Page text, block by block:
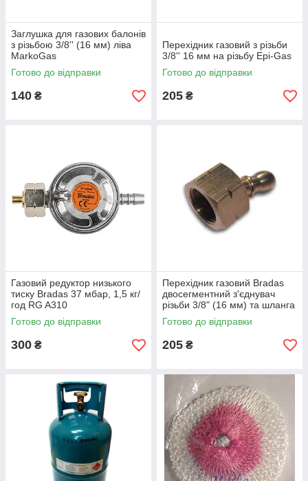
Заглушка для газових балонів
з різьбою 3/8'' (16 мм) ліва
MarkoGas
Готово до відправки
140 ₴
Перехідник газовий з різьби
3/8'' 16 мм на різьбу Epi-Gas
Готово до відправки
205 ₴
Газовий редуктор низького
тиску Bradas 37 мбар, 1,5 кг/
год RG A310
Готово до відправки
300 ₴
Перехідник газовий Bradas
двосегментний з'єднувач
різьби 3/8" (16 мм) та шланга
9-10 мм PRA6
Готово до відправки
205 ₴